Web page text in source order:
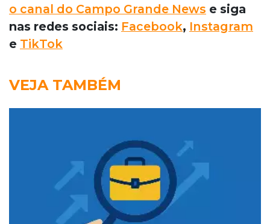
o canal do Campo Grande News e siga
nas redes sociais: Facebook, Instagram
e TikTok
VEJA TAMBÉM